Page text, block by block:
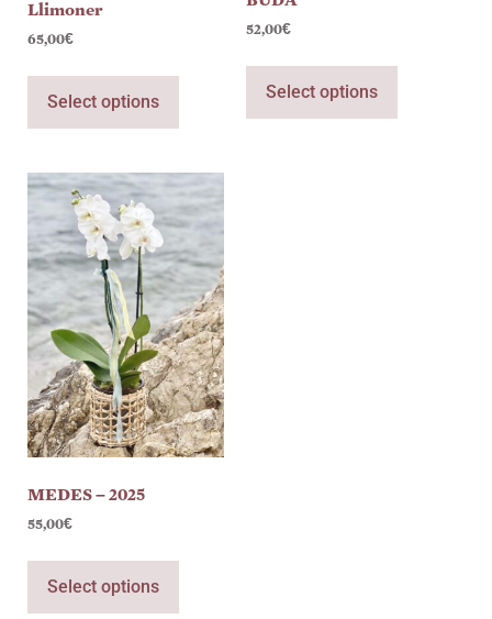
Llimoner
65,00€
Select options
52,00€
Select options
MEDES – 2025
55,00€
Select options